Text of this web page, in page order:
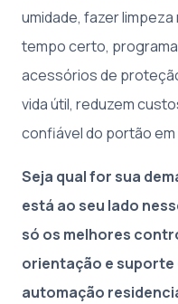
umidade, fazer
tempo certo,
acessórios de
vida útil, reduzem
confiável do portão
Seja qual for sua
está ao seu lado
só os melhores
orientação e suporte
automação